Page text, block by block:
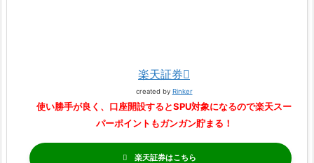
楽天証券
created by Rinker
使い勝手が良く、口座開設するとSPU対象になるので楽天スー
パーポイントもガンガン貯まる！
楽天証券